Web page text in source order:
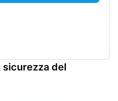
sicurezza del